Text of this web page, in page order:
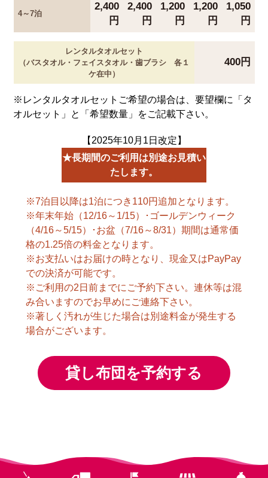
4～7泊
2,400
円
2,400
円
1,200
円
1,200
円
1,050
円
レンタルタオルセット
（バスタオル・フェイスタオル・歯ブラシ 各１
ケ在中）
400円
※レンタルタオルセットご希望の場合は、要望欄に「タ
オルセット」と「希望数量」をご記載下さい。
【2025年10月1日改定】
★長期間のご利用は別途お見積い
たします。
※7泊目以降は1泊につき110円追加となります。
※年末年始（12/16～1/15）･ゴールデンウィーク
（4/16～5/15）･お盆（7/16～8/31）期間は通常価
格の1.25倍の料金となります。
※お支払いはお届けの時となり、現金又はPayPay
での決済が可能です。
※ご利用の2日前までにご予約下さい。連休等は混
み合いますのでお早めにご連絡下さい。
※著しく汚れが生じた場合は別途料金が発生する
場合がございます。
貸し布団を予約する